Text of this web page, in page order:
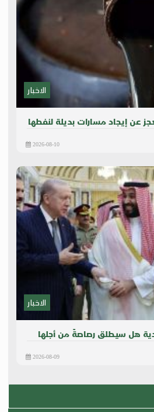
الاخبار
عن إيجاد مسارات بديلة لنفطها
2026-08-10
الاخبار
هل سيطلق رصاصةً من أجلها
2026-08-09